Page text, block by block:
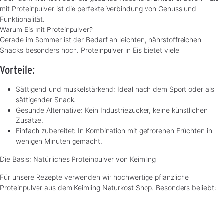
mit Proteinpulver ist die perfekte Verbindung von Genuss und
Funktionalität.
Warum Eis mit Proteinpulver?
Gerade im Sommer ist der Bedarf an leichten, nährstoffreichen
Snacks besonders hoch. Proteinpulver in Eis bietet viele
Vorteile:
Sättigend und muskelstärkend: Ideal nach dem Sport oder als
sättigender Snack.
Gesunde Alternative: Kein Industriezucker, keine künstlichen
Zusätze.
Einfach zubereitet: In Kombination mit gefrorenen Früchten in
wenigen Minuten gemacht.
Die Basis: Natürliches Proteinpulver von Keimling
Für unsere Rezepte verwenden wir hochwertige pflanzliche
Proteinpulver aus dem Keimling Naturkost Shop. Besonders beliebt: